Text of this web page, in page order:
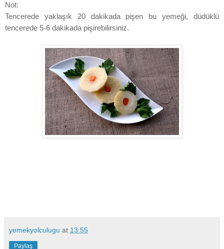
Not:
Tencerede yaklaşık 20 dakikada pişen bu yemeği, düdüklü
tencerede 5-6 dakikada pişirebilirsiniz.
yemekyolculugu at 13:55
Paylaş